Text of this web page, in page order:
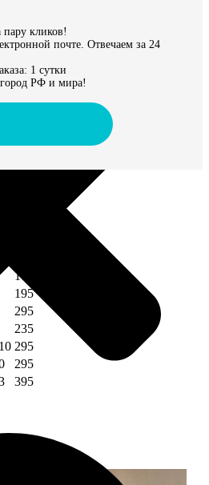
пару кликов!
почте. Отвечаем за 24
1 сутки
РФ и мира!
175
195
295
235
295
295
395